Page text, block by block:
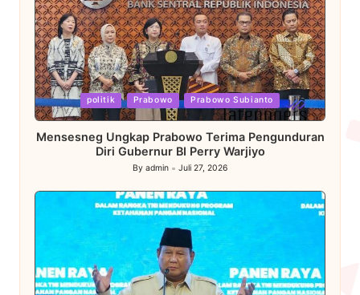
Posted
in
politik Prabowo Prabowo Subianto
Mensesneg Ungkap Prabowo Terima Pengunduran
Diri Gubernur BI Perry Warjiyo
Posted
by
By admin Juli 27, 2026